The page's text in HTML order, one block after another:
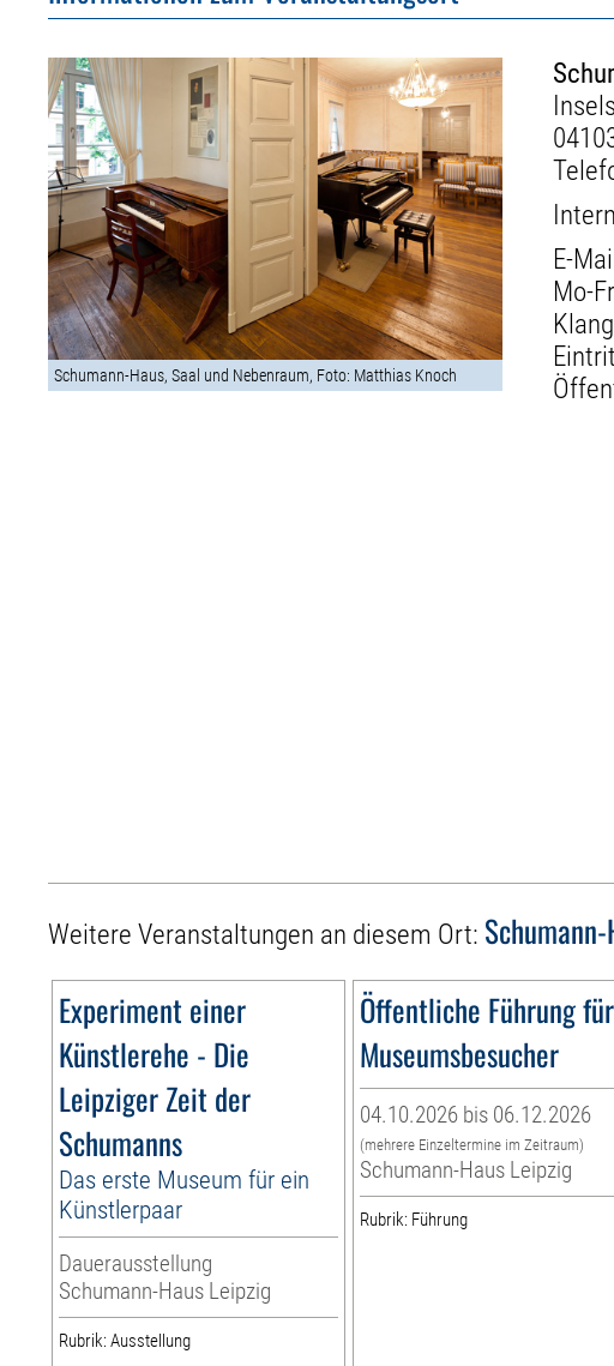
Schumann-Haus, Saal und Nebenraum, Foto: Matthias Knoch
E-
Mo-
Weitere Veranstaltungen an diesem Ort:
Experiment einer
Künstlerehe - Die
Leipziger Zeit der
Schumanns
Das erste Museum für ein
Künstlerpaar
Dauerausstellung
Schumann-Haus Leipzig
Rubrik: Ausstellung
Öffentliche Führung für
Museumsbesucher
04.10.2026 bis 06.12.2026
(mehrere Einzeltermine im Zeitraum)
Schumann-Haus Leipzig
Rubrik: Führung